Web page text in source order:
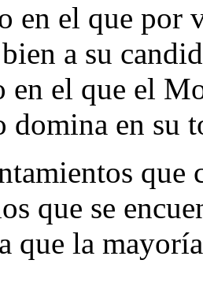
en el que por
a su
el que el
domina en su
que se
que la